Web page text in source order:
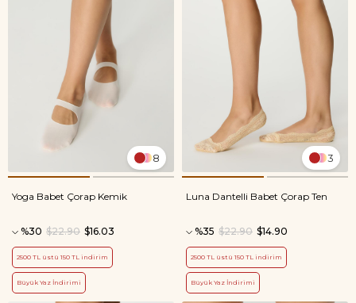
8
Yoga Babet Çorap Kemik
%30 $16.03
$22.90
2500 TL üstü 150 TL indirim
Büyük Yaz İndirimi
3
Luna Dantelli Babet Çorap Ten
%35 $14.90
$22.90
2500 TL üstü 150 TL indirim
Büyük Yaz İndirimi